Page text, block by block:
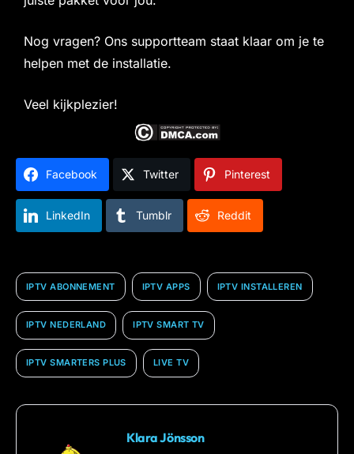
Nog vragen? Ons supportteam staat klaar om je te
helpen met de installatie.
Veel kijkplezier!
Facebook Twitter Pinterest
LinkedIn Tumblr Reddit
IPTV ABONNEMENT IPTV APPS IPTV INSTALLEREN
IPTV NEDERLAND IPTV SMART TV
IPTV SMARTERS PLUS LIVE TV
Klara Jönsson